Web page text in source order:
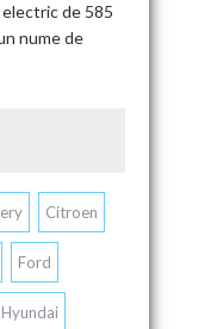
electric de 585
nume de
Citroen
Ford
Hyundai